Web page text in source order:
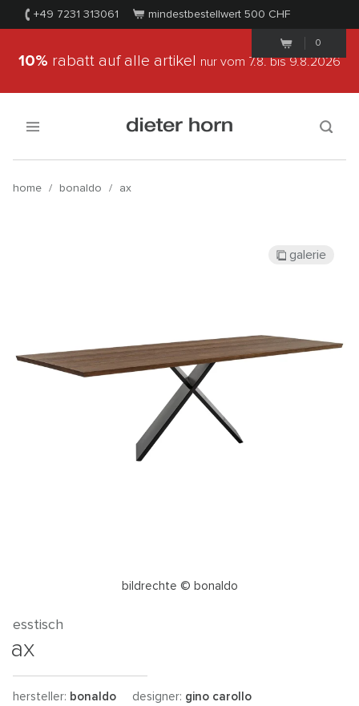
+49 7231 313061 mindestbestellwert 500 CHF
0
10% rabatt auf alle artikel nur vom 7.8.bis 9.8.2026
home / bonaldo / ax
bildrechte © bonaldo
galerie
esstisch
ax
hersteller: bonaldo designer: gino carollo